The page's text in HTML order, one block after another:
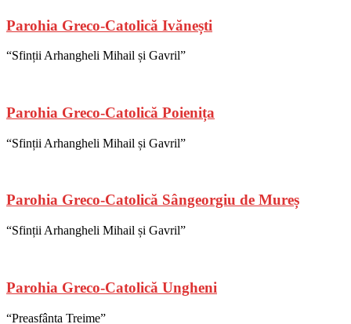
Parohia Greco-Catolică Ivănești
“Sfinții Arhangheli Mihail și Gavril”
Parohia Greco-Catolică Poienița
“Sfinții Arhangheli Mihail și Gavril”
Parohia Greco-Catolică Sângeorgiu de Mureș
“Sfinții Arhangheli Mihail și Gavril”
Parohia Greco-Catolică Ungheni
“Preasfânta Treime”